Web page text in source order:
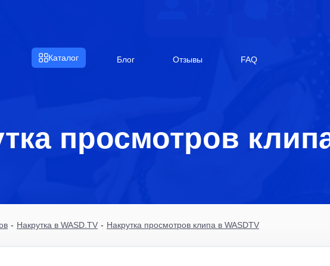
Каталог Блог Отзывы FAQ
просмотров
- Накрутка в WASD.TV - Накрутка просмотров клипа в WASDTV